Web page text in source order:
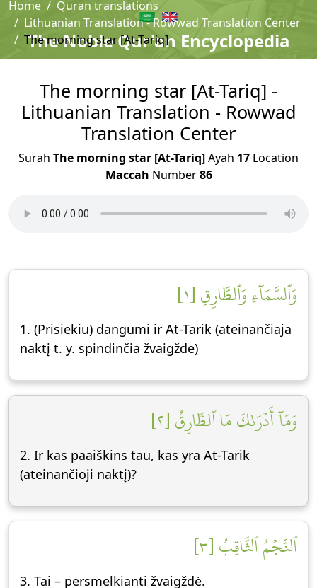
The Noble Qur'an Encyclopedia
Home
Quran translations
Lithuanian Translation - Rowwad Translation Center
The morning star [At-Tariq]
The morning star [At-Tariq] -
Lithuanian Translation - Rowwad
Translation Center
Surah The morning star [At-Tariq]Ayah 17 Location
Maccah Number86
وَٱلسَّمَآءِ وَٱلطَّارِقِ [١]
1. (Prisiekiu) dangumi ir At-Tarik (ateinančiaja
naktį t. y. spindinčia žvaigžde)
وَمَآ أَدۡرَىٰكَ مَا ٱلطَّارِقُ [٢]
2. Ir kas paaiškins tau, kas yra At-Tarik
(ateinančioji naktį)?
ٱلنَّجۡمُ ٱلثَّاقِبُ [٣]
3. Tai – persmelkianti žvaigždė.